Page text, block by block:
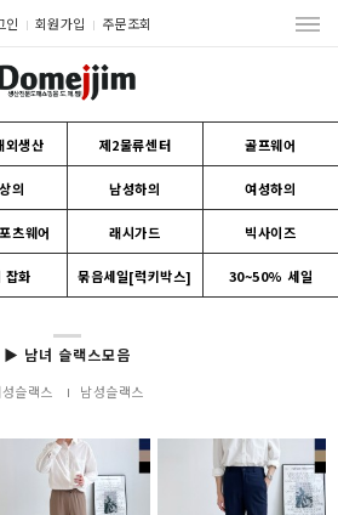
인 회원가입 주문조회
외생산 제2물류센터 골프웨어
의 남성하의 여성하의
츠웨어 래시가드 빅사이즈
잡화 묶음세일[럭키박스] 30~50% 세일
▶ 남녀 슬랙스모음
성슬랙스 남성슬랙스